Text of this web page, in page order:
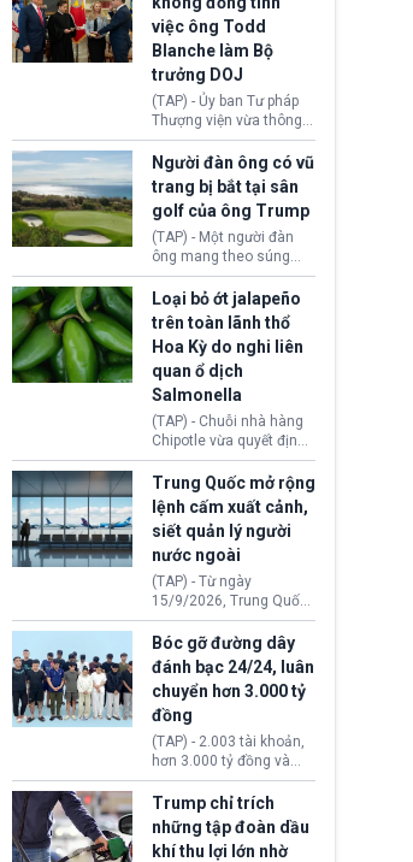
Bộ An ninh Nội địa Hoa
Kỳ (DHS) đang đối mặt
nguy cơ thiếu hụt lực
lượng trầm trọng. Điều
này cần được đặc biệt
chú ý bởi nếu các siêu
bão đổ bộ Hoa Kỳ ở nửa
lượng ứng phó “mỏng”
có thể làm nghẽn công
tác cứu trợ; dẫn đến hệ
thống ứng phó khẩn cấp
quốc gia quá tải.
việc ông Todd
Blanche làm Bộ
trưởng DOJ
(TAP) - Ủy ban Tư pháp
Thượng viện vừa thông
qua đề cử ông Todd
Blanche làm Bộ trưởng
Bộ Tư pháp Hoa Kỳ
(DOJ) sau thời gian dài
ông giữ chức quyền Bộ
trưởng. Mặc dù vậy,
nhiều chính trị gia đảng
Cộng hoà (GOP) vẫn tỏ
ra hoài nghi, thậm chí
tuyên bố sẽ lên tiếng
phản đối khi đề cử này
được đưa ra toàn thể bỏ
phiếu.
Người đàn ông có vũ
trang bị bắt tại sân
golf của ông Trump
(TAP) - Một người đàn
ông mang theo súng
ngắn vừa bị bắt khi đang
chụp ảnh, quay video tại
sân golf Trump National
Golf Club (Quận Los
Angeles, bang
California). Vụ việc xảy
ra ngay trước lúc Tổng
thống Donald Trump tới
thăm địa điểm này.
Loại bỏ ớt jalapeño
trên toàn lãnh thổ
Hoa Kỳ do nghi liên
quan ổ dịch
Salmonella
(TAP) - Chuỗi nhà hàng
Chipotle vừa quyết định
loại bỏ tất cả ớt jalapeño
khỏi những cửa hàng
trên toàn lãnh thổ Hoa
Kỳ. Nguyên nhân do cơ
quan y tế nghi ngờ
nguyên liệu liên quan
đến ổ dịch Salmonella
khiến ít nhất 110 người
mắc bệnh tại bang
Minnesota.
Trung Quốc mở rộng
lệnh cấm xuất cảnh,
siết quản lý người
nước ngoài
(TAP) - Từ ngày
15/9/2026, Trung Quốc
áp dụng quy định mới về
quản lý xuất nhập cảnh.
Một hành vi vi phạm giấy
tờ, xuất nhập cảnh trái
phép hay liên quan kiểm
soát công nghệ có thể
khiến công dân Trung
Quốc đối mặt lệnh cấm
xuất cảnh kéo dài tới 3
năm. Trong khi đó, người
nước ngoài sử dụng giấy
tờ giả có nguy cơ bị từ
chối nhập cảnh hoặc
Bóc gỡ đường dây
đánh bạc 24/24, luân
chuyển hơn 3.000 tỷ
đồng
(TAP) - 2.003 tài khoản,
hơn 3.000 tỷ đồng và
một đường dây đánh
bạc xuyên quốc gia vận
hành 24/24 giờ vừa bị
Công an TP. Hải Phòng
(Việt Nam) bóc gỡ.
Trump chỉ trích
những tập đoàn dầu
khí thu lợi lớn nhờ